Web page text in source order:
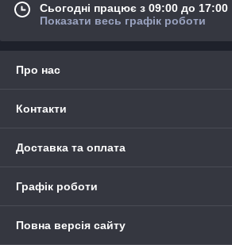
Сьогодні працює з 09:00 до 17:00
Показати весь графік роботи
Про нас
Контакти
Доставка та оплата
Графік роботи
Повна версія сайту